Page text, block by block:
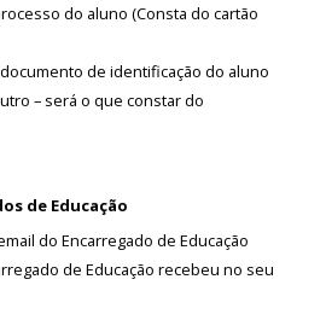
do aluno (Consta do cartão
de identificação do aluno
– será o que constar do
de Educação
do Encarregado de Educação
de Educação recebeu no seu